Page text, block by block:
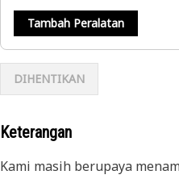
Tambah Peralatan
DIHENTIKAN
Keterangan
Kami masih berupaya